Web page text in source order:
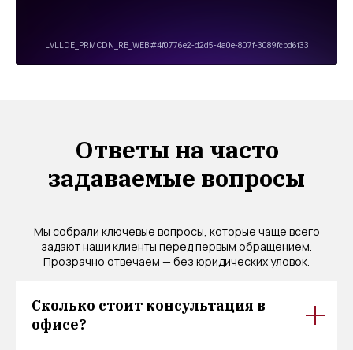
Ответы на часто
задаваемые вопросы
Мы собрали ключевые вопросы, которые чаще всего
задают наши клиенты перед первым обращением.
Прозрачно отвечаем — без юридических уловок.
Сколько стоит консультация в
офисе?